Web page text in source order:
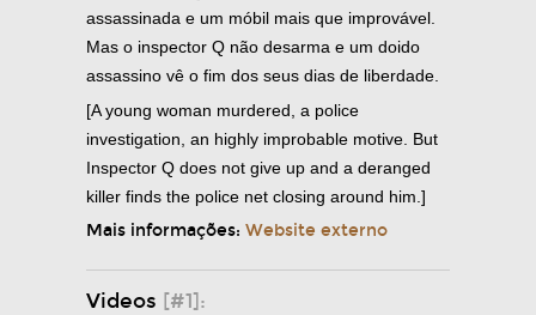
assassinada e um móbil mais que improvável.
Mas o inspector Q não desarma e um doido
assassino vê o fim dos seus dias de liberdade.
[A young woman murdered, a police
investigation, an highly improbable motive. But
Inspector Q does not give up and a deranged
killer finds the police net closing around him.]
Mais informações: Website externo
Videos [#1]: